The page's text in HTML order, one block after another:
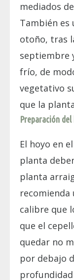
mediados
También es
otoño, tras
septiembre
frío, de
vegetativo
que la
Preparación
El hoyo en
planta
planta
calibre que
que el
quedar no
por debajo